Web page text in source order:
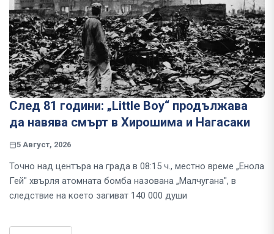
След 81 години: „Little Boy“ продължава
да навява смърт в Хирошима и Нагасаки
5 Август, 2026
Точно над центъра на града в 08:15 ч., местно време „Енола
Гей" хвърля атомната бомба назована „Малчугана", в
следствие на което загиват 140 000 души